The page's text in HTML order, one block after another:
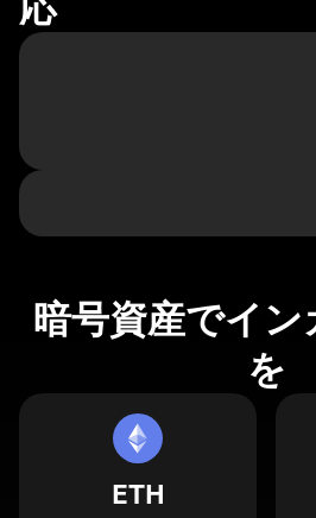
暗号資産でイ
を
ETH